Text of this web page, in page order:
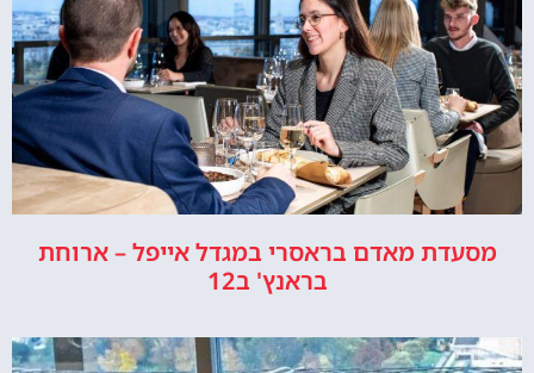
מסעדת מאדם בראסרי במגדל אייפל – ארוחת
בראנץ' ב12